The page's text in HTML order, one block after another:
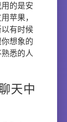
的是安
苹果，
有时候
想象的
悉的人
天中